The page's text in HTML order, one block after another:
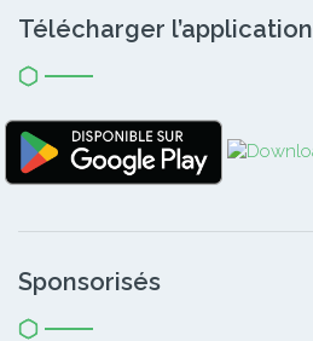
Télécharger l’application
Sponsorisés